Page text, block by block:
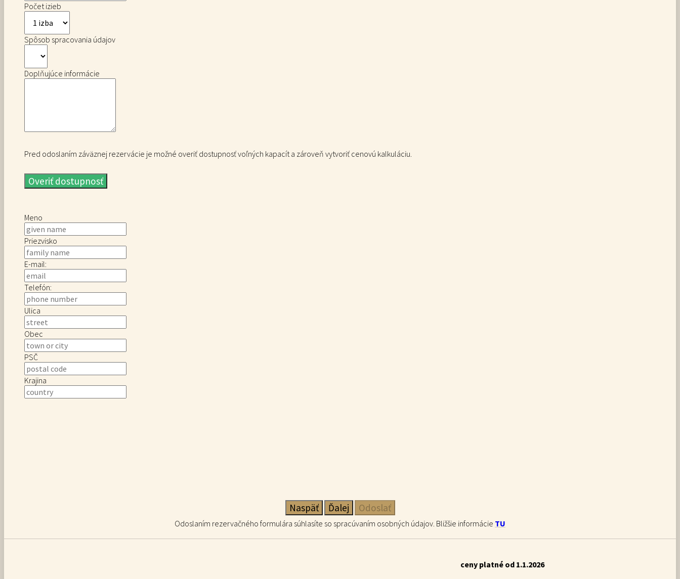
Počet izieb
Spôsob spracovania údajov
Doplňujúce informácie
Pred odoslaním záväznej rezervácie je možné overiť dostupnosť voľných kapacít a zároveň vytvoriť cenovú kalkuláciu.
Overiť dostupnosť
Meno
Priezvisko
E-mail:
Telefón:
Ulica
Obec
PSČ
Krajina
Naspäť Ďalej Odoslať
Odoslaním rezervačného formulára súhlasíte so spracúvaním osobných údajov. Bližšie informácie TU
ceny platné od 1.1.2026